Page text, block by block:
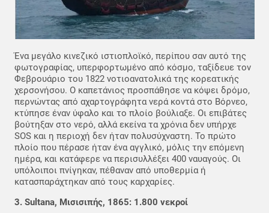
Ένα μεγάλο κινεζικό ιστιοπλοϊκό, περίπου σαν αυτό της
φωτογραφίας, υπερφορτωμένο από κόσμο, ταξίδευε τον
Φεβρουάριο του 1822 νοτιοανατολικά της κορεατικής
χερσονήσου. Ο καπετάνιος προσπάθησε να κόψει δρόμο,
περνώντας από αχαρτογράφητα νερά κοντά στο Βόρνεο,
κτύπησε έναν ύφαλο και το πλοίο βούλιαξε. Οι επιβάτες
βούτηξαν στο νερό, αλλά εκείνα τα χρόνια δεν υπήρχε
SOS και η περιοχή δεν ήταν πολυσύχναστη. Το πρώτο
πλοίο που πέρασε ήταν ένα αγγλικό, μόλις την επόμενη
ημέρα, και κατάφερε να περισυλλέξει 400 ναυαγούς. Οι
υπόλοιποι πνίγηκαν, πέθαναν από υποθερμία ή
κατασπαράχτηκαν από τους καρχαρίες.
3. Sultana, Μισισιπής, 1865: 1.800 νεκροί